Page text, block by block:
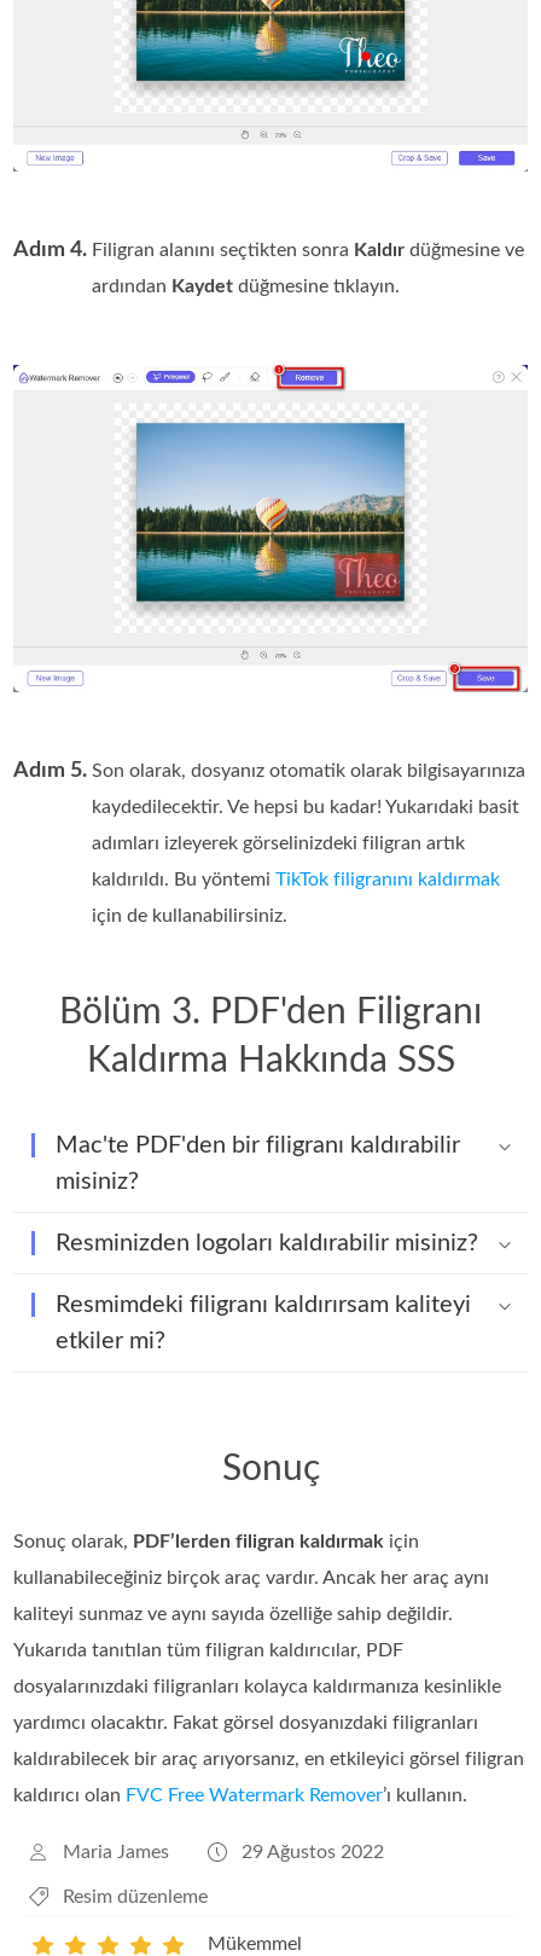
Adım 4. Filigran alanını seçtikten sonra Kaldır düğmesine ve
ardından Kaydet düğmesine tıklayın.
Adım 5. Son olarak, dosyanız otomatik olarak bilgisayarınıza
kaydedilecektir. Ve hepsi bu kadar! Yukarıdaki basit
adımları izleyerek görselinizdeki filigran artık
kaldırıldı. Bu yöntemiTikTok filigranını kaldırmak
için de kullanabilirsiniz.
Bölüm 3. PDF'den Filigranı
Kaldırma Hakkında SSS
Mac'te PDF'den bir filigranı kaldırabilir
misiniz?
Resminizden logoları kaldırabilir misiniz?
Resmimdeki filigranı kaldırırsam kaliteyi
etkiler mi?
Sonuç
Sonuç olarak, PDF’lerden filigran kaldırmak için
kullanabileceğiniz birçok araç vardır. Ancak her araç aynı
kaliteyi sunmaz ve aynı sayıda özelliğe sahip değildir.
Yukarıda tanıtılan tüm filigran kaldırıcılar, PDF
dosyalarınızdaki filigranları kolayca kaldırmanıza kesinlikle
yardımcı olacaktır. Fakat görsel dosyanızdaki filigranları
kaldırabilecek bir araç arıyorsanız, en etkileyici görsel filigran
kaldırıcı olan FVC Free Watermark Remover’ı kullanın.
Maria James 29 Ağustos 2022
Resim düzenleme
Mükemmel